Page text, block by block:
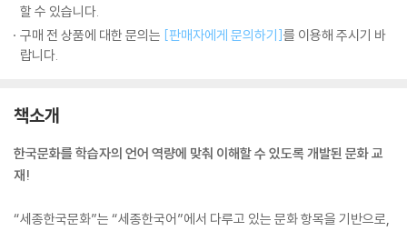
할 수 있습니다.
구매 전 상품에 대한 문의는 [판매자에게 문의하기]를 이용해 주시기 바
랍니다.
책소개
한국문화를 학습자의 언어 역량에 맞춰 이해할 수 있도록 개발된 문화 교
재!
“세종한국문화”는 “세종한국어”에서 다루고 있는 문화 항목을 기반으로,